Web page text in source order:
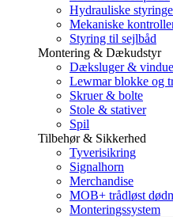
Hydrauliske
Mekaniske
Styring til sejlbåd
Montering & Dækudstyr
Dæksluger &
Lewmar blokke og
Skruer & bolte
Stole & stativer
Spil
Tilbehør & Sikkerhed
Tyverisikring
Signalhorn
Merchandise
MOB+ trådløst
Monteringssystem